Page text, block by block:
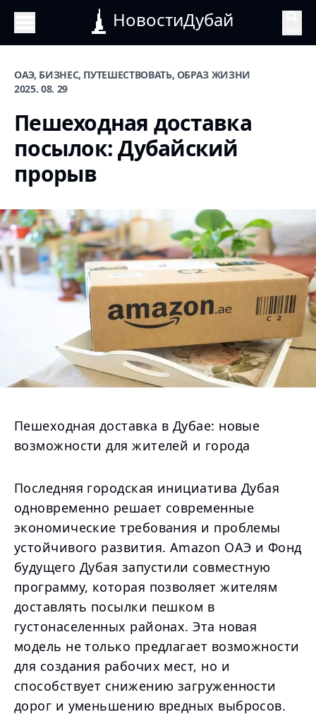
НовостиДубай
ОАЭ, БИЗНЕС, ПУТЕШЕСТВОВАТЬ, ОБРАЗ ЖИЗНИ
2025. 08. 29
Пешеходная доставка
посылок: Дубайский
прорыв
Пешеходная доставка в Дубае: новые
возможности для жителей и города
Последняя городская инициатива Дубая
одновременно решает современные
экономические требования и проблемы
устойчивого развития. Amazon ОАЭ и Фонд
будущего Дубая запустили совместную
программу, которая позволяет жителям
доставлять посылки пешком в
густонаселенных районах. Эта новая
модель не только предлагает возможности
для создания рабочих мест, но и
способствует снижению загруженности
дорог и уменьшению вредных выбросов.